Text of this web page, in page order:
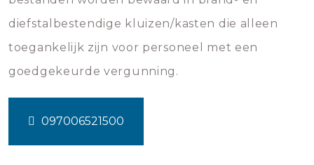
diefstalbestendige kluizen/kasten die alleen
toegankelijk zijn voor personeel met een
goedgekeurde vergunning.
097006521500